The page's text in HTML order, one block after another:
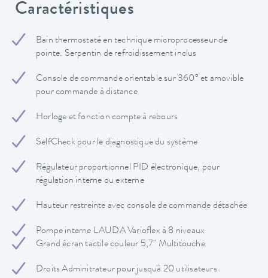
Caractéristiques
Bain thermostaté en technique microprocesseur de
pointe. Serpentin de refroidissement inclus
Console de commande orientable sur 360° et amovible
pour commande à distance
Horloge et fonction compte à rebours
SelfCheck pour le diagnostique du système
Régulateur proportionnel PID électronique, pour
régulation interne ou externe
Hauteur restreinte avec console de commande détachée
Pompe interne LAUDA Varioflex à 8 niveaux
Grand écran tactile couleur 5,7" Multitouche
Droits Adminitrateur pour jusqu'à 20 utilisateurs